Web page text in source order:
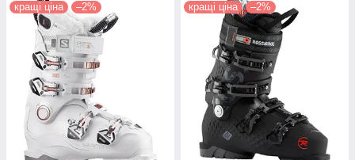
кращі ціна –2% кращі ціна –2%